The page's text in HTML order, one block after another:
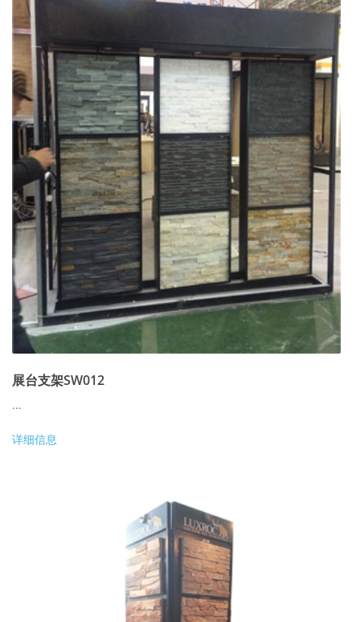
展台支架SW012
...
详细信息